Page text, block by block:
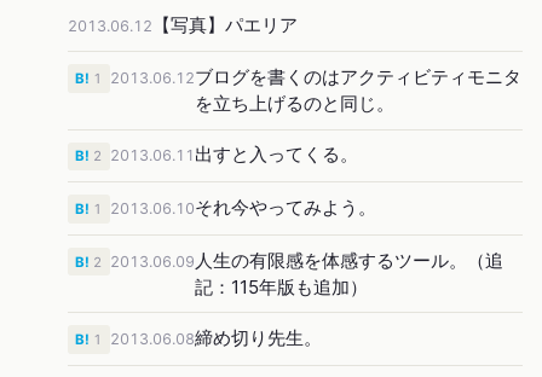
2013.06.12 【写真】パエリア
2013.06.12ブログを書くのはアクティビティモニタ
を立ち上げるのと同じ。
B! 1
2013.06.11 出すと入ってくる。
B! 2
2013.06.10それ今やってみよう。
B! 1
2013.06.09 人生の有限感を体感するツール。（追
記：115年版も追加）
B! 2
2013.06.08締め切り先生。
B! 1